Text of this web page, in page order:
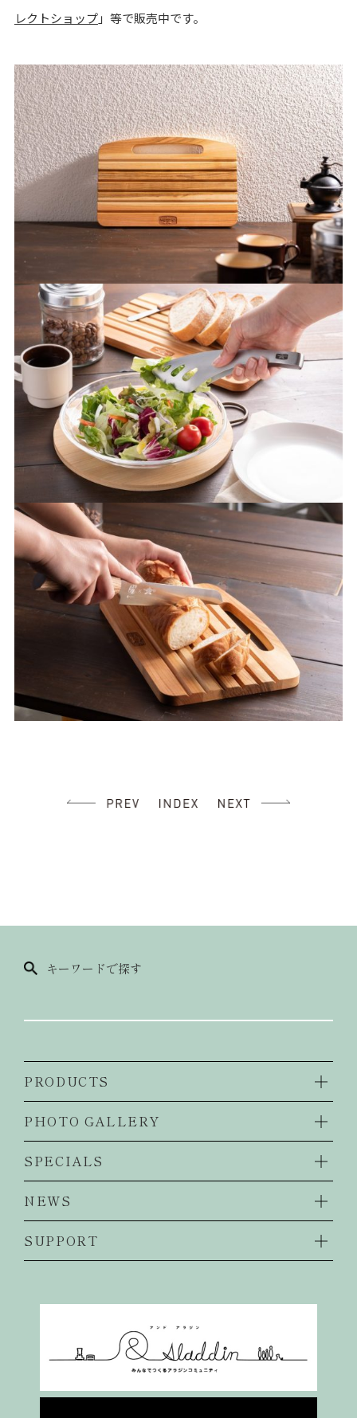
レクトショップ」等で販売中です。
キーワードで探す
PRODUCTS
PHOTO GALLERY
SPECIALS
NEWS
SUPPORT